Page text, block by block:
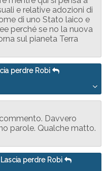
e relative adozioni di
di uno Stato laico e
perché se no la nuova
sul pianeta Terra
perdre Robi
Davvero
parole. Qualche matto.
Lascia perdre Robi